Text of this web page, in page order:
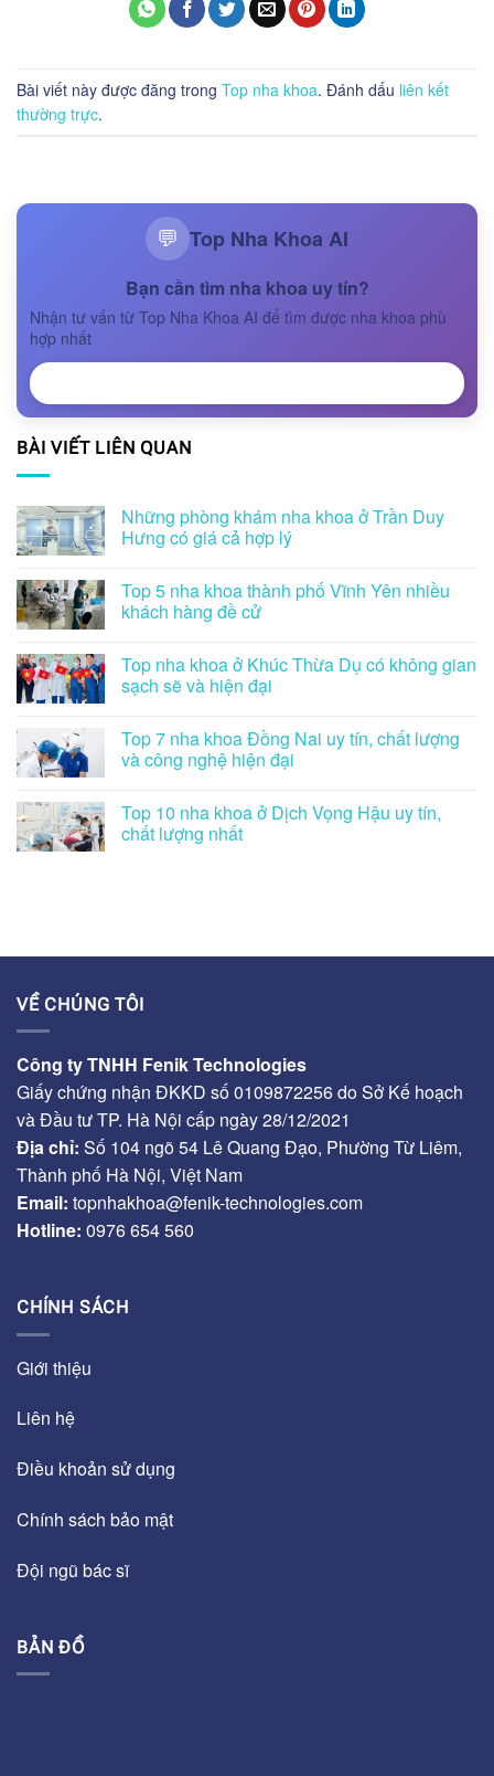
Bài viết này được đăng trong Top nha khoa. Đánh dấu liên kết
thường trực.
💬 Top Nha Khoa AI
Bạn cần tìm nha khoa uy tín?
Nhận tư vấn từ Top Nha Khoa AI để tìm được nha khoa phù
hợp nhất
BÀI VIẾT LIÊN QUAN
Những phòng khám nha khoa ở Trần Duy
Hưng có giá cả hợp lý
Top 5 nha khoa thành phố Vĩnh Yên nhiều
khách hàng đề cử
Top nha khoa ở Khúc Thừa Dụ có không gian
sạch sẽ và hiện đại
Top 7 nha khoa Đồng Nai uy tín, chất lượng
và công nghệ hiện đại
Top 10 nha khoa ở Dịch Vọng Hậu uy tín,
chất lượng nhất
VỀ CHÚNG TÔI
Công ty TNHH Fenik Technologies
Giấy chứng nhận ĐKKD số 0109872256 do Sở Kế hoạch
và Đầu tư TP. Hà Nội cấp ngày 28/12/2021
Địa chỉ: Số 104 ngõ 54 Lê Quang Đạo, Phường Từ Liêm,
Thành phố Hà Nội, Việt Nam
Email: topnhakhoa@fenik-technologies.com
Hotline: 0976 654 560
CHÍNH SÁCH
Giới thiệu
Liên hệ
Điều khoản sử dụng
Chính sách bảo mật
Đội ngũ bác sĩ
BẢN ĐỒ